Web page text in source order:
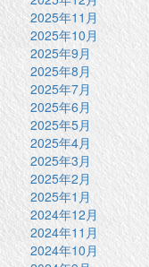
2025年11月
2025年10月
2025年9月
2025年8月
2025年7月
2025年6月
2025年5月
2025年4月
2025年3月
2025年2月
2025年1月
2024年12月
2024年11月
2024年10月